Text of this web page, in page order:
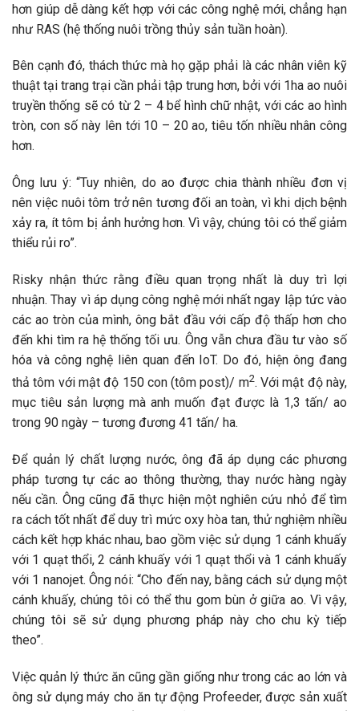
hơn giúp dễ dàng kết hợp với các công nghệ mới, chẳng hạn
như RAS (hệ thống nuôi trồng thủy sản tuần hoàn).
Bên cạnh đó, thách thức mà họ gặp phải là các nhân viên kỹ
thuật tại trang trại cần phải tập trung hơn, bởi với 1ha ao nuôi
truyền thống sẽ có từ 2 – 4 bể hình chữ nhật, với các ao hình
tròn, con số này lên tới 10 – 20 ao, tiêu tốn nhiều nhân công
hơn.
Ông lưu ý: “Tuy nhiên, do ao được chia thành nhiều đơn vị
nên việc nuôi tôm trở nên tương đối an toàn, vì khi dịch bệnh
xảy ra, ít tôm bị ảnh hưởng hơn. Vì vậy, chúng tôi có thể giảm
thiểu rủi ro”.
Risky nhận thức rằng điều quan trọng nhất là duy trì lợi
nhuận. Thay vì áp dụng công nghệ mới nhất ngay lập tức vào
các ao tròn của mình, ông bắt đầu với cấp độ thấp hơn cho
đến khi tìm ra hệ thống tối ưu. Ông vẫn chưa đầu tư vào số
hóa và công nghệ liên quan đến IoT. Do đó, hiện ông đang
thả tôm với mật độ 150 con (tôm post)/ m2. Với mật độ này,
mục tiêu sản lượng mà anh muốn đạt được là 1,3 tấn/ ao
trong 90 ngày – tương đương 41 tấn/ ha.
Để quản lý chất lượng nước, ông đã áp dụng các phương
pháp tương tự các ao thông thường, thay nước hàng ngày
nếu cần. Ông cũng đã thực hiện một nghiên cứu nhỏ để tìm
ra cách tốt nhất để duy trì mức oxy hòa tan, thử nghiệm nhiều
cách kết hợp khác nhau, bao gồm việc sử dụng 1 cánh khuấy
với 1 quạt thổi, 2 cánh khuấy với 1 quạt thổi và 1 cánh khuấy
với 1 nanojet. Ông nói: “Cho đến nay, bằng cách sử dụng một
cánh khuấy, chúng tôi có thể thu gom bùn ở giữa ao. Vì vậy,
chúng tôi sẽ sử dụng phương pháp này cho chu kỳ tiếp
theo”.
Việc quản lý thức ăn cũng gần giống như trong các ao lớn và
ông sử dụng máy cho ăn tự động Profeeder, được sản xuất